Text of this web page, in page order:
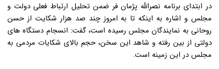
در ابتدای برنامه نصرالله پژمان فر ضمن تحلیل ارتباط فعلی دولت و
مجلس و اشاره به اینکه تا به امروز چند صد هزار شکایت از حسن
روحانی به نمایندگان مجلس رسیده است، گفت: انسجام دستگاه های
دولتی از بین رفته و شاهد این سخن، حجم بالای شکایات مردمی به
مجلس در این زمینه است.